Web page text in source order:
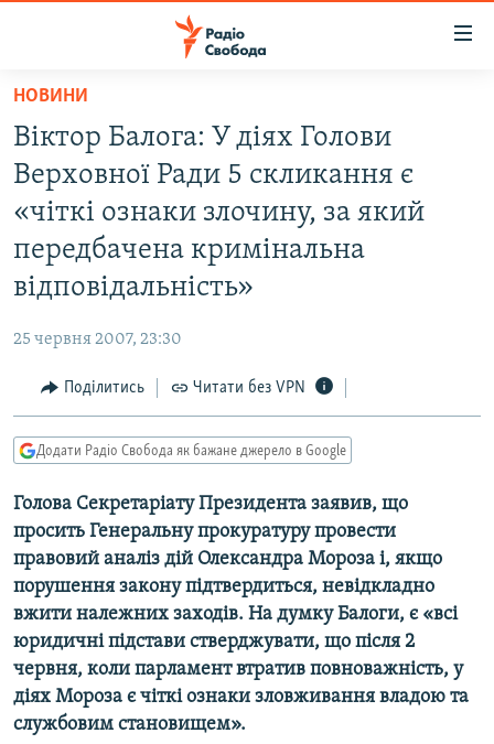
Перейти
основного
матеріалу
Перейти
до
основної
навігації
до
ВСЕ ЗА ДОБУ
СТАТТІ
ПОЛІТИКА
ЕКОНОМІКА
СПОРТ
УКРАЇНА
РОСІЙСЬКА «ФІЛЬТРАЦІЯ»
КРИМ.РЕАЛІЇ
ТИ ЯК?
СХЕМИ
МУЛЬТИМЕДІА
ФОТО
СПЕЦПРОЄКТИ
ПОДКАСТИ
КРИМ РЕАЛІЇ
РУС
НОВИНИ
Віктор Балога: У діях Голови
Верховної Ради 5 скликання є
«чіткі ознаки злочину, за який
передбачена кримінальна
відповідальність»
25 червня 2007, 23:30
Поділитись Читати без VPN
Додати Радіо Свобода як бажане джерело в Google
Голова Секретаріату Президента заявив, що
просить Генеральну прокуратуру провести
правовий аналіз дій Олександра Мороза і, якщо
порушення закону підтвердиться, невідкладно
вжити належних заходів. На думку Балоги, є «всі
юридичні підстави стверджувати, що після 2
червня, коли парламент втратив повноважність, у
діях Мороза є чіткі ознаки зловживання владою та
службовим становищем».